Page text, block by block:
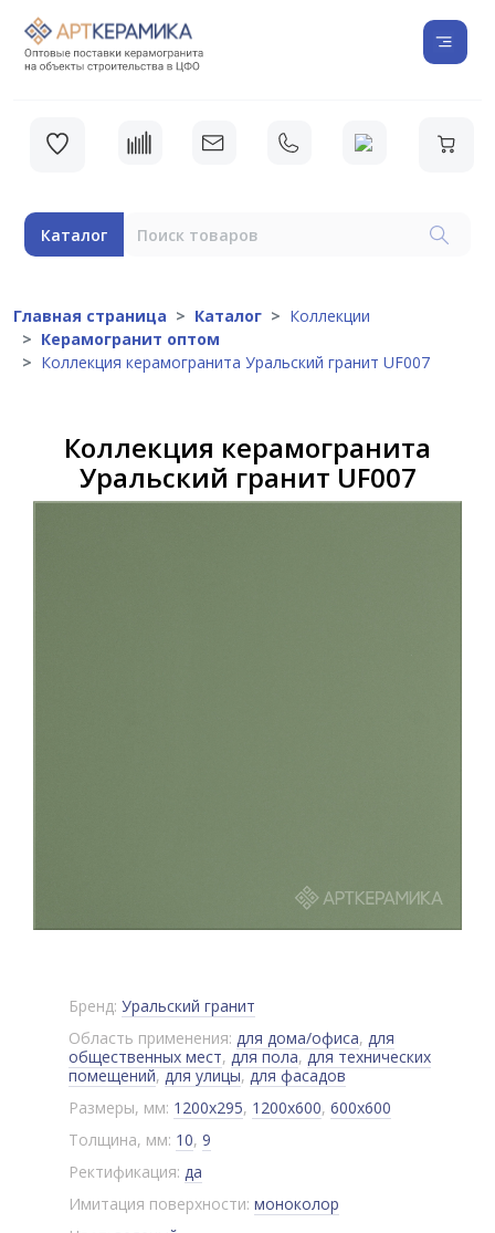
Каталог
Главная страница Каталог
Коллекции
Керамогранит оптом
Коллекция керамогранита Уральский гранит UF007
Коллекция керамогранита
Уральский гранит UF007
Бренд: Уральский гранит
Область применения: для дома/офиса, для
общественных мест, для пола,для технических
помещений,для улицы,для фасадов
Размеры, мм: 1200x295, 1200x600, 600x600
Толщина, мм: 10, 9
Ректификация: да
Имитация поверхности: моноколор